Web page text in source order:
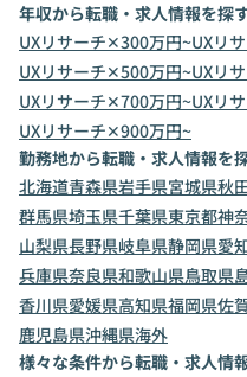
年収から転職・求人情報を探
UXリサーチ✕300万円~UXリ
UXリサーチ✕500万円~UXリ
UXリサーチ✕700万円~UXリ
UXリサーチ✕900万円~
勤務地から転職・求人情報を
北海道青森県岩手県宮城県秋
群馬県埼玉県千葉県東京都神
山梨県長野県岐阜県静岡県愛
兵庫県奈良県和歌山県鳥取県
香川県愛媛県高知県福岡県佐
鹿児島県沖縄県海外
様々な条件から転職・求人情